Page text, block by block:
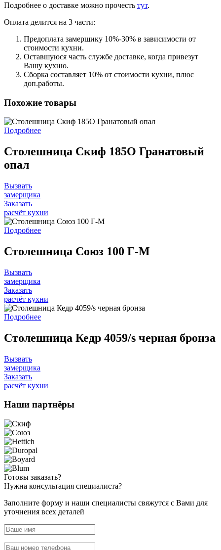
Подробнее о доставке можно прочеcть тут.
Оплата делится на 3 части:
Предоплата замерщику 10%-30% в зависимости от
стоимости кухни.
Оставшуюся часть службе доставке, когда привезут
Вашу кухню.
Сборка составляет 10% от стоимости кухни, плюс
доп.работы.
Похожие товары
Подробнее
Столешница Скиф 185О Гранатовый
опал
Вызвать
замерщика
Заказать
расчёт кухни
Подробнее
Столешница Союз 100 Г-M
Вызвать
замерщика
Заказать
расчёт кухни
Подробнее
Столешница Кедр 4059/s черная бронза
Вызвать
замерщика
Заказать
расчёт кухни
Наши партнёры
Готовы заказать?
Нужна консультация специалиста?
Заполните форму и наши специалисты свяжутся с Вами для
уточнения всех деталей